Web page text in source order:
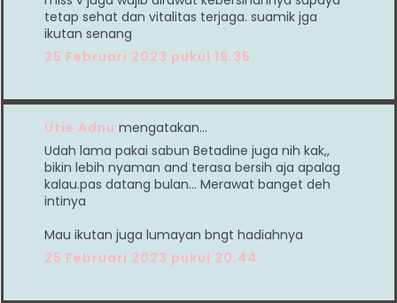
tetap sehat dan vitalitas terjaga. suamik jga
ikutan senang
25 Februari 2023 pukul 19.35
Utie Adnu mengatakan…
Udah lama pakai sabun Betadine juga nih kak,,
bikin lebih nyaman and terasa bersih aja apalag
kalau.pas datang bulan... Merawat banget deh
intinya
Mau ikutan juga lumayan bngt hadiahnya
25 Februari 2023 pukul 20.44